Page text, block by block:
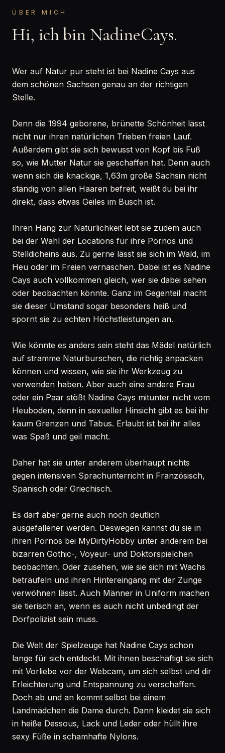
ÜBER MICH
Hi, ich bin NadineCays.
Wer auf Natur pur steht ist bei Nadine Cays aus
dem schönen Sachsen genau an der richtigen
Stelle.
Denn die 1994 geborene, brünette Schönheit lässt
nicht nur ihren natürlichen Trieben freien Lauf.
Außerdem gibt sie sich bewusst von Kopf bis Fuß
so, wie Mutter Natur sie geschaffen hat. Denn auch
wenn sich die knackige, 1,63m große Sächsin nicht
ständig von allen Haaren befreit, weißt du bei ihr
direkt, dass etwas Geiles im Busch ist.
Ihren Hang zur Natürlichkeit lebt sie zudem auch
bei der Wahl der Locations für ihre Pornos und
Stelldicheins aus. Zu gerne lässt sie sich im Wald, im
Heu oder im Freien vernaschen. Dabei ist es Nadine
Cays auch vollkommen gleich, wer sie dabei sehen
oder beobachten könnte. Ganz im Gegenteil macht
sie dieser Umstand sogar besonders heiß und
spornt sie zu echten Höchstleistungen an.
Wie könnte es anders sein steht das Mädel natürlich
auf stramme Naturburschen, die richtig anpacken
können und wissen, wie sie ihr Werkzeug zu
verwenden haben. Aber auch eine andere Frau
oder ein Paar stößt Nadine Cays mitunter nicht vom
Heuboden, denn in sexueller Hinsicht gibt es bei ihr
kaum Grenzen und Tabus. Erlaubt ist bei ihr alles
was Spaß und geil macht.
Daher hat sie unter anderem überhaupt nichts
gegen intensiven Sprachunterricht in Französisch,
Spanisch oder Griechisch.
Es darf aber gerne auch noch deutlich
ausgefallener werden. Deswegen kannst du sie in
ihren Pornos bei MyDirtyHobby unter anderem bei
bizarren Gothic-, Voyeur- und Doktorspielchen
beobachten. Oder zusehen, wie sie sich mit Wachs
beträufeln und ihren Hintereingang mit der Zunge
verwöhnen lässt. Auch Männer in Uniform machen
sie tierisch an, wenn es auch nicht unbedingt der
Dorfpolizist sein muss.
Die Welt der Spielzeuge hat Nadine Cays schon
lange für sich entdeckt. Mit ihnen beschäftigt sie sich
mit Vorliebe vor der Webcam, um sich selbst und dir
Erleichterung und Entspannung zu verschaffen.
Doch ab und an kommt selbst bei einem
Landmädchen die Dame durch. Dann kleidet sie sich
in heiße Dessous, Lack und Leder oder hüllt ihre
sexy Füße in schamhafte Nylons.